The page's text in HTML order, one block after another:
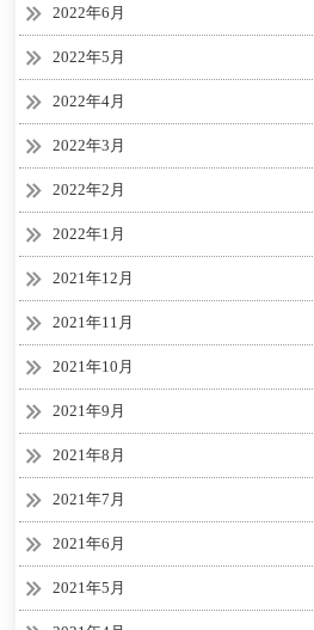
2022年6月
2022年5月
2022年4月
2022年3月
2022年2月
2022年1月
2021年12月
2021年11月
2021年10月
2021年9月
2021年8月
2021年7月
2021年6月
2021年5月